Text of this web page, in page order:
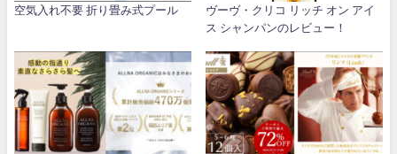
空気入れ不要 折り畳み式プール
ヴーヴ・クリコ リッチ オン アイ
ス シャンパンのレビュー！